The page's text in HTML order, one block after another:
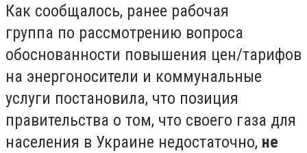
Как сообщалось, ранее рабочая
группа по рассмотрению вопроса
обоснованности повышения цен/тарифов
на энергоносители и коммунальные
услуги постановила, что позиция
правительства о том, что своего газа для
населения в Украине недостаточно, не